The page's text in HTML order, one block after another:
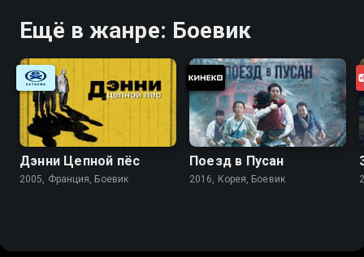
Ещё в жанре: Боевик
Дэнни Цепной пёс
2005, Франция, Боевик
Поезд в Пусан
2016, Корея, Боевик